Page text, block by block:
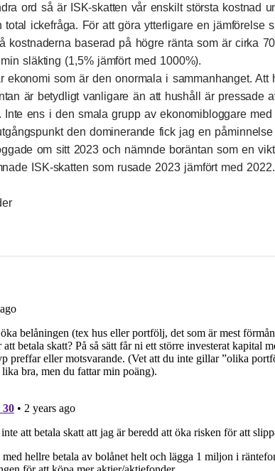
ord så är ISK-skatten vår enskilt största kostnad
total ickefråga. För att göra ytterligare en jämförelse
kostnaderna baserad på högre ränta som är cirka
släkting (1,5% jämfört med 1000%).
ekonomi som är den onormala i sammanhanget. Att
är betydligt vanligare än att hushåll är pressade
Inte ens i den smala grupp av ekonomibloggare med
den dominerande fick jag en
om sitt 2023och nämnde boräntan som en
ISK-skatten som rusade 2023 jämfört med 2022.